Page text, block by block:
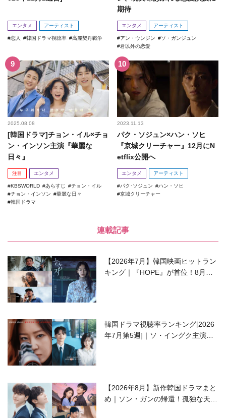
エンタメ アーティスト
恋人 韓国ドラマ視聴率 高麗契丹戦争
期待
エンタメ アーティスト
アン・ウンジン
ソ・ガンジュン
君以外の恋愛
2025.08.08
[韓国ドラマ]チョン・イル×チョ
ン・インソン主演『華麗な
日々』
注目 エンタメ
KBSWORLD あらすじ
チョン・イル
チョン・インソン
華麗な日々
韓国ドラマ
2023.11.13
パク・ソジュン×ハン・ソヒ
『京城クリーチャー』12月にN
etflix公開へ
エンタメ アーティスト
パク･ソジュン
ハン・ソヒ
京城クリーチャー
連載記事
【2026年7月】韓国映画ヒットラン
キング｜『HOPE』が首位！8月公
韓国ドラマ視聴率ランキング[2026
年7月第5週]｜ソ・イングク主演の
【2026年8月】新作韓国ドラマまと
め｜ソン・ガンの帰還！孤独な天才